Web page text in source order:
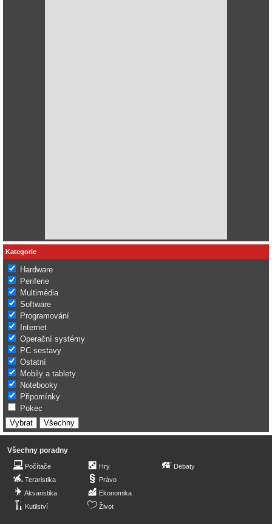
Kategorie
Hardware
Periferie
Multimédia
Software
Programování
Internet
Operační systémy
PC sestavy
Ostatní
Mobily a tablety
Notebooky
Připomínky
Pokec
Všechny poradny
Počítače
Teraristika
Akvaristika
Kutilství
Hry
Právo
Ekonomika
Život
Debaty